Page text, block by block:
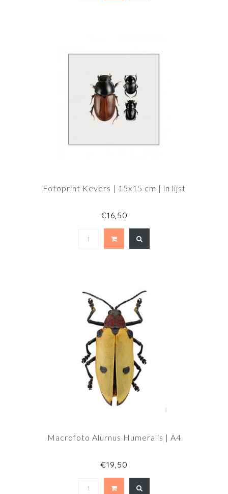
Fotoprint Kevers | 15x15 cm | in lijst
€16,50
Macrofoto Alurnus Humeralis | A4
€19,50